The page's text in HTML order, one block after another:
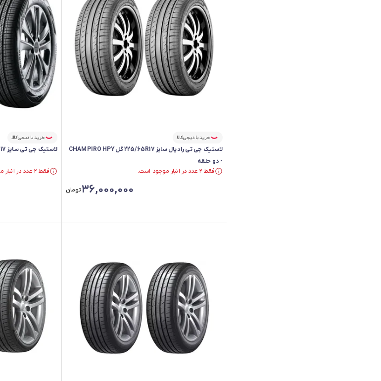
خرید با دیجی‌کالا
لاستیک جی تی رادیال سایز 225/65R17 گل CHAMPIRO HPY
- دو حلقه
فقط ۲ عدد در انبار موجود است.
36,000,000تومان
خرید با دیجی‌کالا
لاستیک جی تی سایز 225/65R17 گل Comfort F50 - دو حلقه
فقط ۲ عدد در انبار موجود است.